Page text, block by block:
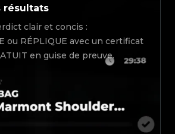
résultats
clair et concis :
ou RÉPLIQUE avec un certificat
en guise de preuve.